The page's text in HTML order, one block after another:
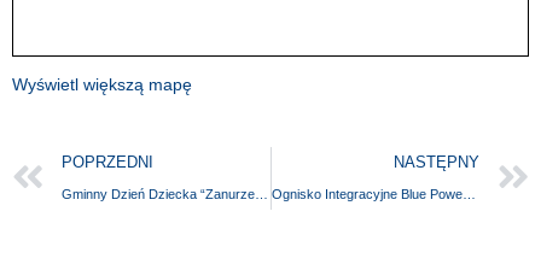
Wyświetl większą mapę
POPRZEDNI NASTĘPNY
Ognisko Integracyjne Blue Power Flame